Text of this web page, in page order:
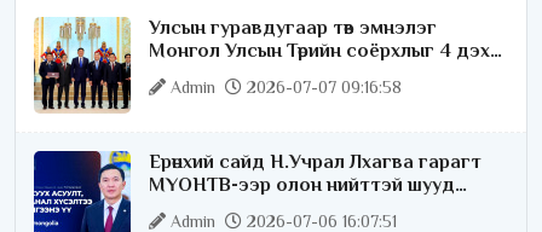
Улсын гуравдугаар төв эмнэлэг
Монгол Улсын Төрийн соёрхлыг 4 дэх
удаагаа хүртлээ
Admin 2026-07-07 09:16:58
Ерөнхий сайд Н.Учрал Лхагва гарагт
МҮОНТВ-ээр олон нийттэй шууд
ярилцана
Admin 2026-07-06 16:07:51